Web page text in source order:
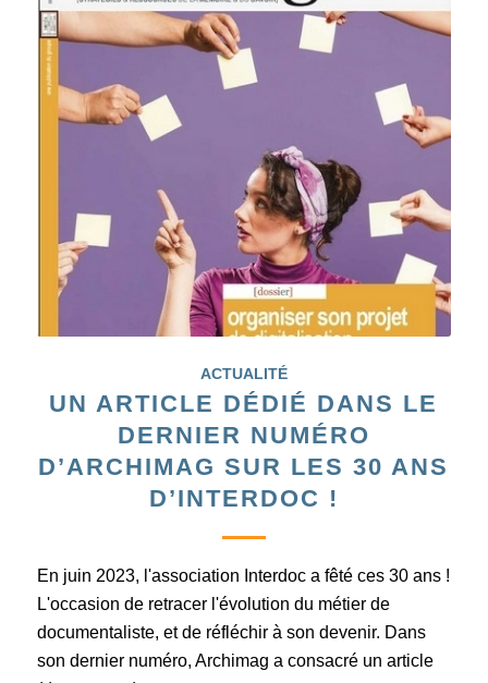
ACTUALITÉ
UN ARTICLE DÉDIÉ DANS LE
DERNIER NUMÉRO
D’ARCHIMAG SUR LES 30 ANS
D’INTERDOC !
En juin 2023, l'association Interdoc a fêté ces 30 ans !
L'occasion de retracer l'évolution du métier de
documentaliste, et de réfléchir à son devenir. Dans
son dernier numéro, Archimag a consacré un article